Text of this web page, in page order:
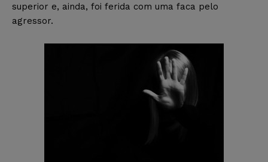
superior e, ainda, foi ferida com uma faca pelo
agressor.